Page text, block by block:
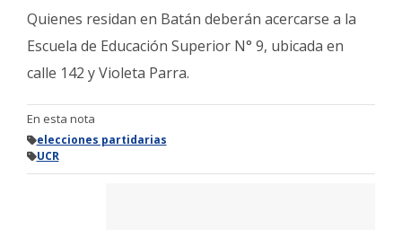
Quienes residan en Batán deberán acercarse a la
Escuela de Educación Superior N° 9, ubicada en
calle 142 y Violeta Parra.
En esta nota
elecciones partidarias
UCR